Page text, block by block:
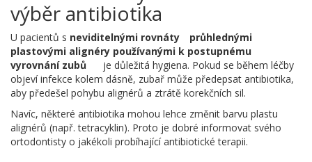
výběr antibiotika
U pacientů s neviditelnými rovnáty
průhlednými
plastovými alignéry používanými k postupnému
vyrovnání zubů
je důležitá hygiena. Pokud se během léčby
objeví infekce kolem dásně, zubař může předepsat antibiotika,
aby předešel pohybu alignérů a ztrátě korekčních sil.
Navíc, některé antibiotika mohou lehce změnit barvu plastu
alignérů (např. tetracyklin). Proto je dobré informovat svého
ortodontisty o jakékoli probíhající antibiotické terapii.